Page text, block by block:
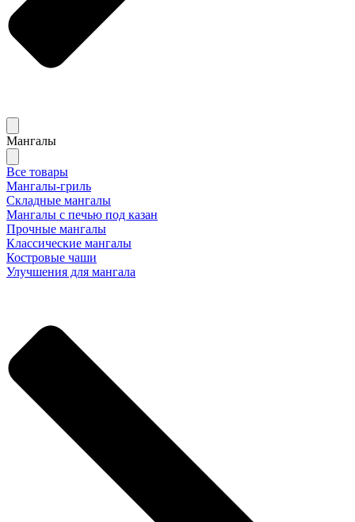
Мангалы
Все товары
Мангалы-гриль
Складные мангалы
Мангалы с печью под казан
Прочные мангалы
Классические мангалы
Костровые чаши
Улучшения для мангала